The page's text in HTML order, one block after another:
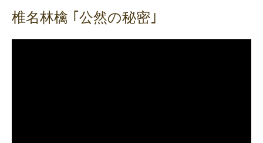
椎名林檎 ｢公然の秘密｣